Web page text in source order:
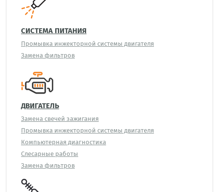
СИСТЕМА ПИТАНИЯ
Промывка инжекторной системы двигателя
Замена фильтров
ДВИГАТЕЛЬ
Замена свечей зажигания
Промывка инжекторной системы двигателя
Компьютерная диагностика
Слесарные работы
Замена фильтров